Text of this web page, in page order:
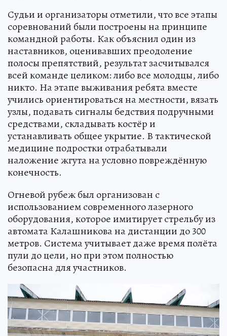
Судьи и организаторы отметили, что все этапы
соревнований были построены на принципе
командной работы. Как объяснил один из
наставников, оценивавших преодоление
полосы препятствий, результат засчитывался
всей команде целиком: либо все молодцы, либо
никто. На этапе выживания ребята вместе
учились ориентироваться на местности, вязать
узлы, подавать сигналы бедствия подручными
средствами, складывать костёр и
устанавливать общее укрытие. В тактической
медицине подростки отрабатывали
наложение жгута на условно повреждённую
конечность.
Огневой рубеж был организован с
использованием современного лазерного
оборудования, которое имитирует стрельбу из
автомата Калашникова на дистанции до 300
метров. Система учитывает даже время полёта
пули до цели, но при этом полностью
безопасна для участников.